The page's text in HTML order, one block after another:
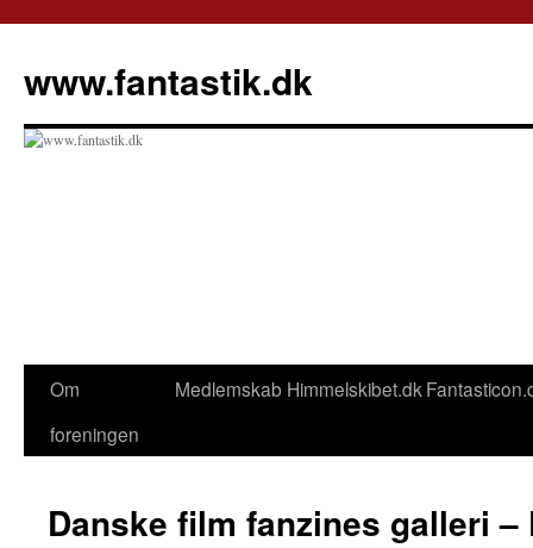
indhold
www.fantastik.dk
Om
foreningen
Medlemskab Himmelskibet.dk
Danske film fanzines galleri –